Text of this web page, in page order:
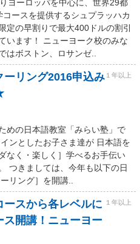
ヨーロッパを中心に、世界29都
ースを提供するシュプラッハカ
定の早割りで最大400ドルの割引
います！ ニューヨーク校のみな
はボストン、ロサンゼ..
リング2016申込み １年以上
めの日本語教室「みらい塾」で
ンとしたお子さま達が 日本語を
なく・楽しく］学べるお手伝い
つきましては、今年も以下の日
リング］を開講..
ースから各レベルに
ス開講！ニューヨー
１年以上